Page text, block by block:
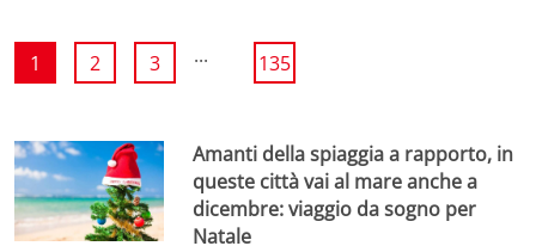
1 2 3 ... 135
Amanti della spiaggia a rapporto, in
queste città vai al mare anche a
dicembre: viaggio da sogno per
Natale